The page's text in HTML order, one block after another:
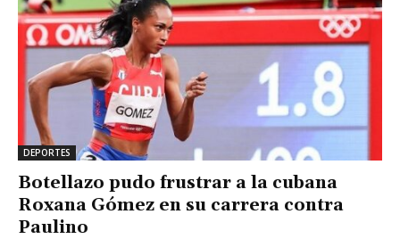
DEPORTES
Botellazo pudo frustrar a la cubana
Roxana Gómez en su carrera contra
Paulino